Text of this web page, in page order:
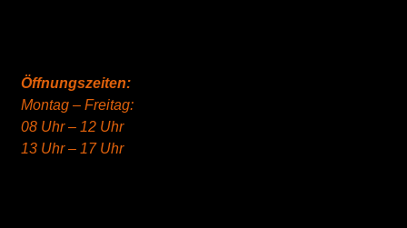
Öffnungszeiten:
Montag – Freitag:
08 Uhr – 12 Uhr
13 Uhr – 17 Uhr